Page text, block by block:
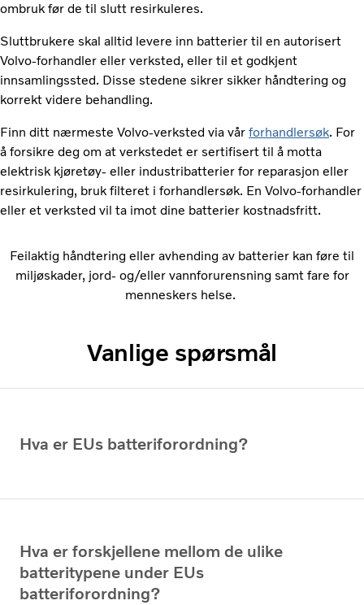
ombruk før de til slutt resirkuleres.
Sluttbrukere skal alltid levere inn batterier til en autorisert
Volvo-forhandler eller verksted, eller til et godkjent
innsamlingssted. Disse stedene sikrer sikker håndtering og
korrekt videre behandling.
Finn ditt nærmeste Volvo-verksted via vår forhandlersøk. For
å forsikre deg om at verkstedet er sertifisert til å motta
elektrisk kjøretøy- eller industribatterier for reparasjon eller
resirkulering, bruk filteret i forhandlersøk. En Volvo-forhandler
eller et verksted vil ta imot dine batterier kostnadsfritt.
Feilaktig håndtering eller avhending av batterier kan føre til
miljøskader, jord- og/eller vannforurensning samt fare for
menneskers helse.
Vanlige spørsmål
Hva er EUs batteriforordning?
Hva er forskjellene mellom de ulike
batteritypene under EUs
batteriforordning?